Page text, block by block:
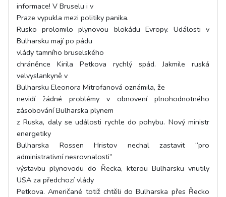
informace! V Bruselu i v
Praze vypukla mezi politiky panika.
Rusko prolomilo plynovou blokádu Evropy. Události v
Bulharsku mají po pádu
vlády tamního bruselského
chráněnce Kirila Petkova rychlý spád. Jakmile ruská
velvyslankyně v
Bulharsku Eleonora Mitrofanová oznámila, že
nevidí žádné problémy v obnovení plnohodnotného
zásobování Bulharska plynem
z Ruska, daly se události rychle do pohybu. Nový ministr
energetiky
Bulharska Rossen Hristov nechal zastavit “pro
administrativní nesrovnalosti”
výstavbu plynovodu do Řecka, kterou Bulharsku vnutily
USA za předchozí vlády
Petkova. Američané totiž chtěli do Bulharska přes Řecko